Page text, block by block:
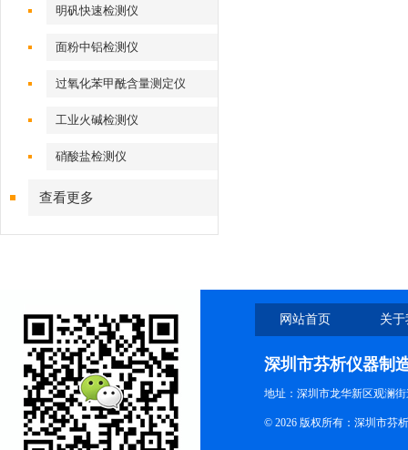
明矾快速检测仪
面粉中铝检测仪
过氧化苯甲酰含量测定仪
工业火碱检测仪
硝酸盐检测仪
查看更多
网站首页 关
深圳市芬析仪器制
地址：深圳市龙华新区观澜
© 2026 版权所有：深圳市芬